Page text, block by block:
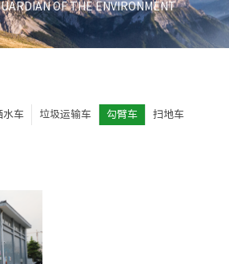
OF THE ENVIRONMENT
水车 垃圾运输车 勾臂车 扫地车